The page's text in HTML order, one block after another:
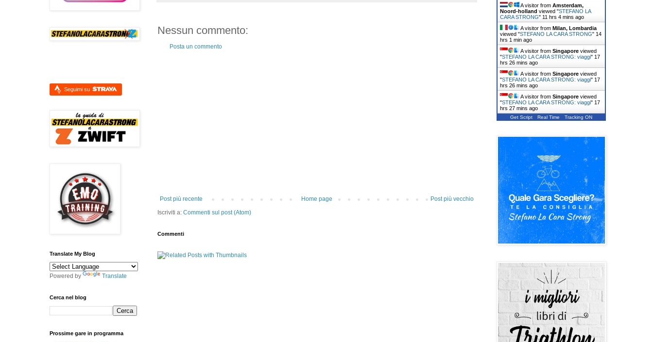
Nessun commento:
Posta un commento
Post più recente Post più vecchio
Home page
Iscriviti a: Commenti sul post (Atom)
Commenti
Seguimi su
Translate My Blog
Powered by Translate
Cerca nel blog
Prossime gare in programma
A visitor from Amsterdam,
Noord-holland viewed "STEFANO LA
CARA STRONG" 11 hrs 4 mins ago
A visitor from Milan, Lombardia
viewed "STEFANO LA CARA STRONG" 14
hrs 1 min ago
A visitor from Singapore viewed
"STEFANO LA CARA STRONG: viaggi" 17
hrs 26 mins ago
A visitor from Singapore viewed
"STEFANO LA CARA STRONG: viaggi" 17
hrs 26 mins ago
A visitor from Singapore viewed
"STEFANO LA CARA STRONG: viaggi" 17
hrs 27 mins ago
Get Script Real Time Tracking ON